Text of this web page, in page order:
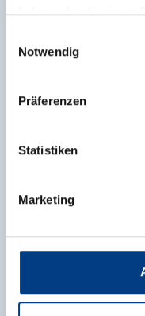
haben oder die sie im
Notwendig
Präferenzen
Statistiken
Marketing
Akademie
Beratung